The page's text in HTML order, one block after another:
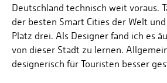
Deutschland technisch weit voraus.
der besten Smart Cities der Welt
Platz drei. Als Designer fand ich es
von dieser Stadt zu lernen.
designerisch für Touristen besser